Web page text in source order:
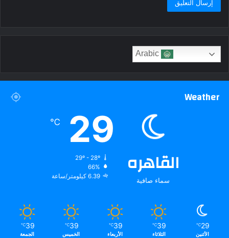
Weather
القاهره
سماء صافية
29
℃
29º - 28º
66%
6.39 كيلومتر/ساعة
29
℃
الأثنين
39
℃
الثلاثاء
39
℃
الأربعاء
39
℃
الخميس
39
℃
الجمعة